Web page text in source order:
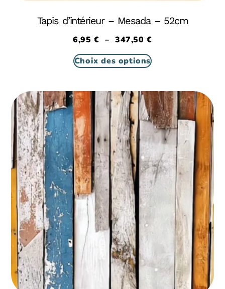
Tapis d’intérieur – Mesada – 52cm
6,95€ – 347,50€
Choix des options